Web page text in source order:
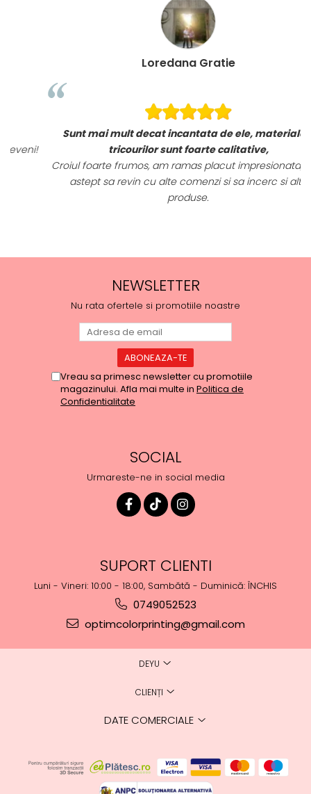
Loredana Gratie
Sunt mai mult decat incantata de ele, materialele
tricourilor sunt foarte calitative,
Croiul foarte frumos, am ramas placut impresionata, abia
astept sa revin cu alte comenzi si sa incerc si alte
produse.
NEWSLETTER
Nu rata ofertele si promotiile noastre
Vreau sa primesc newsletter cu promotiile
magazinului. Afla mai multe in Politica de
Confidentialitate
SOCIAL
Urmareste-ne in social media
SUPORT CLIENTI
Luni - Vineri: 10:00 - 18:00, Sambătă - Duminică: ÎNCHIS
0749052523
optimcolorprinting@gmail.com
DEYU
CLIENȚI
DATE COMERCIALE